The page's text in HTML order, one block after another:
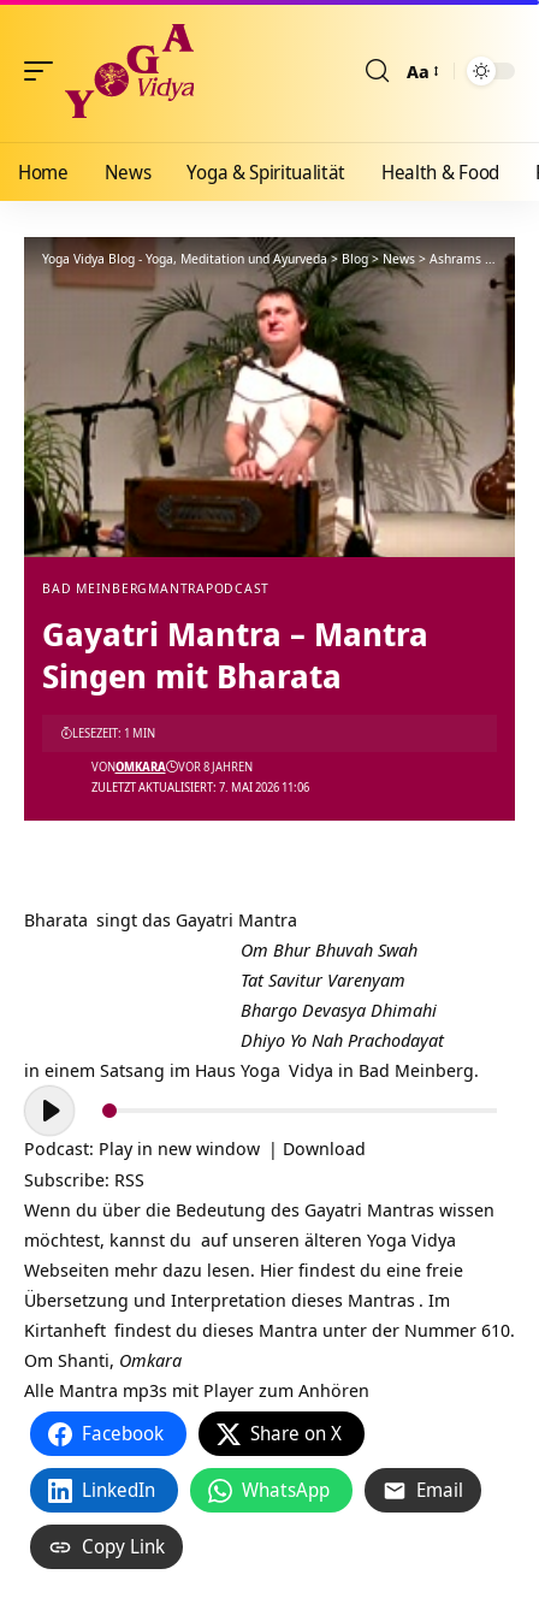
Aa
Home News Yoga & Spiritualität Health & Food
Yoga Vidya Blog - Yoga, Meditation und Ayurveda> Blog>News > Ashrams Bad
BAD MEINBERG MANTRAPODCAST
Gayatri Mantra – Mantra
Singen mit Bharata
ZULETZT AKTUALISIERT: 7. MAI 2026 11:06
VONOMKARA VOR 8 JAHREN
LESEZEIT: 1 MIN
Bharata singt das Gayatri Mantra
Om Bhur Bhuvah Swah
Tat Savitur Varenyam
Bhargo Devasya Dhimahi
Dhiyo Yo Nah Prachodayat
in einem Satsang im Haus Yoga Vidya in Bad Meinberg.
Audio-
Player
Podcast: Play in new window | Download
Subscribe: RSS
Wenn du über die Bedeutung des Gayatri Mantras wissen
möchtest, kannst du auf unseren älteren Yoga Vidya
Webseiten mehr dazu lesen. Hier findest du eine freie
Übersetzung und Interpretation dieses Mantras . Im
Kirtanheft findest du dieses Mantra unter der Nummer 610.
Om Shanti, Omkara
Alle Mantra mp3s mit Player zum Anhören
Facebook Share on X
LinkedIn WhatsApp Email
Copy Link